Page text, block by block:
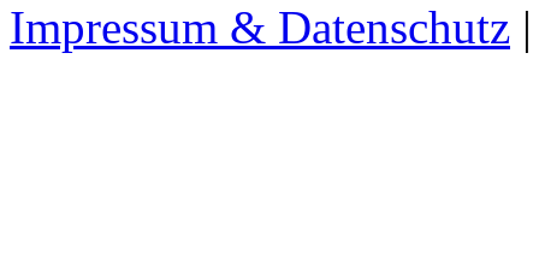
Impressum & Datenschutz